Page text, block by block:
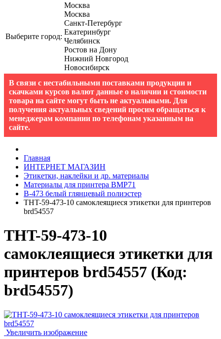
Выберите город:
Москва
Москва
Санкт-Петербург
Екатеринбург
Челябинск
Ростов на Дону
Нижний Новгород
Новосибирск
В связи с нестабильными поставками продукции и
скачками курсов валют данные о наличии и стоимости
товара на сайте могут быть не актуальными. Для
получения актуальных сведений просим обращаться к
менеджерам компании по телефонам указанным на
сайте.
Главная
ИНТЕРНЕТ МАГАЗИН
Этикетки, наклейки и др. материалы
Материалы для принтера BMP71
B-473 белый глянцевый полиэстер
THT-59-473-10 самоклеящиеся этикетки для принтеров
brd54557
THT-59-473-10
самоклеящиеся этикетки для
принтеров brd54557 (Код:
brd54557)
Увеличить изображение